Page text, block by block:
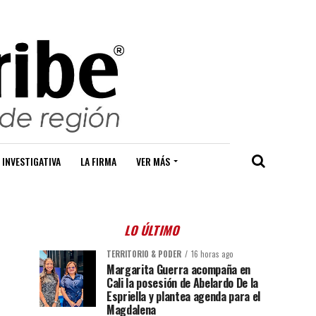
LA FIRMA VER MÁS
LO ÚLTIMO
TERRITORIO & PODER 16 horas ago
Margarita Guerra acompaña en
Cali la posesión de Abelardo De la
Espriella y plantea agenda para el
Magdalena